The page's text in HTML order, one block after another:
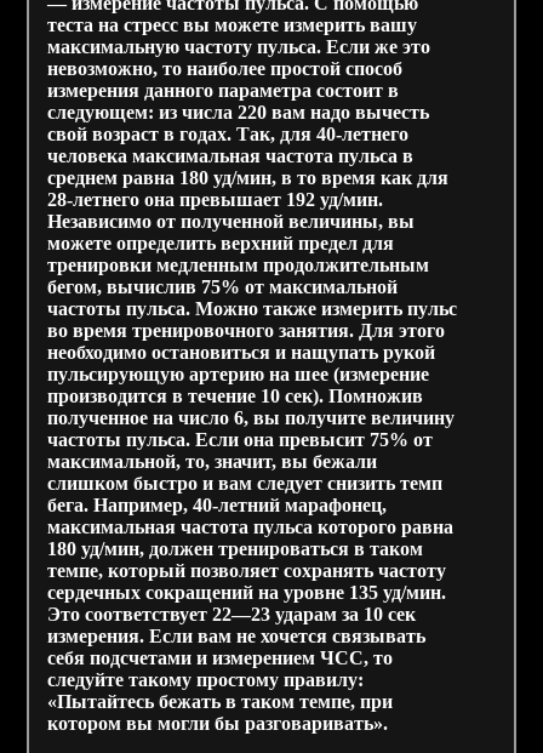
теста на стресс вы можете измерить вашу
максимальную частоту пульса. Если же это
невозможно, то наиболее простой способ
измерения данного параметра состоит в
следующем: из числа 220 вам надо вычесть
свой возраст в годах. Так, для 40-летнего
человека максимальная частота пульса в
среднем равна 180 уд/мин, в то время как для
28-летнего она превышает 192 уд/мин.
Независимо от полученной величины, вы
можете определить верхний предел для
тренировки медленным продолжительным
бегом, вычислив 75% от максимальной
частоты пульса. Можно также измерить пульс
во время тренировочного занятия. Для этого
необходимо остановиться и нащупать рукой
пульсирующую артерию на шее (измерение
производится в течение 10 сек). Помножив
полученное на число 6, вы получите величину
частоты пульса. Если она превысит 75% от
максимальной, то, значит, вы бежали
слишком быстро и вам следует снизить темп
бега. Например, 40-летний марафонец,
максимальная частота пульса которого равна
180 уд/мин, должен тренироваться в таком
темпе, который позволяет сохранять частоту
сердечных сокращений на уровне 135 уд/мин.
Это соответствует 22—23 ударам за 10 сек
измерения. Если вам не хочется связывать
себя подсчетами и измерением ЧСС, то
следуйте такому простому правилу:
«Пытайтесь бежать в таком темпе, при
котором вы могли бы разговаривать».